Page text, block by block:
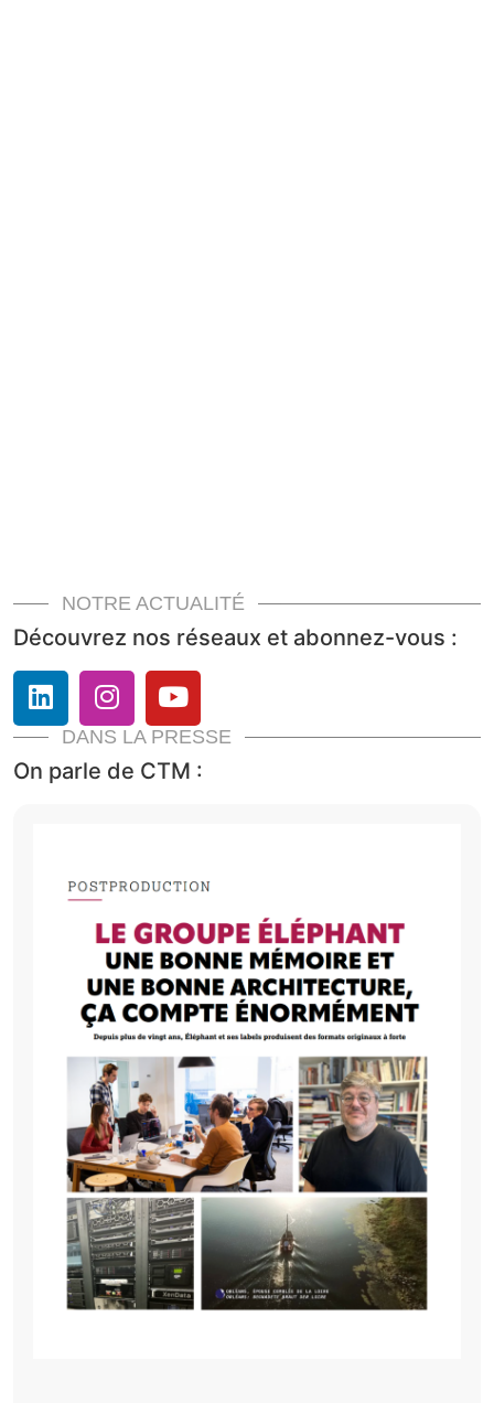
NOTRE ACTUALITÉ
Découvrez nos réseaux et abonnez-vous :
DANS LA PRESSE
On parle de CTM :